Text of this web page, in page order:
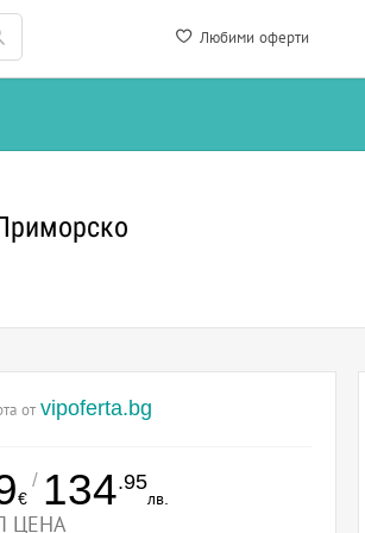
Любими оферти
от vipoferta.bg
€
/ 134.95
лв.
ЦЕНА